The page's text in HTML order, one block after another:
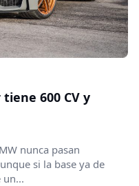
tiene 600 CV y
nunca pasan
si la base ya de
un...